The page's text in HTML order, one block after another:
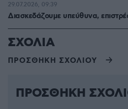
Διασκεδάζουμε υπεύθυνα,
29.07.2026, 09:39
ΣΧΟΛΙΑ
ΠΡΟΣΘΗΚΗ ΣΧΟΛΙΟΥ
ΠΡΟΣΘΗΚΗ